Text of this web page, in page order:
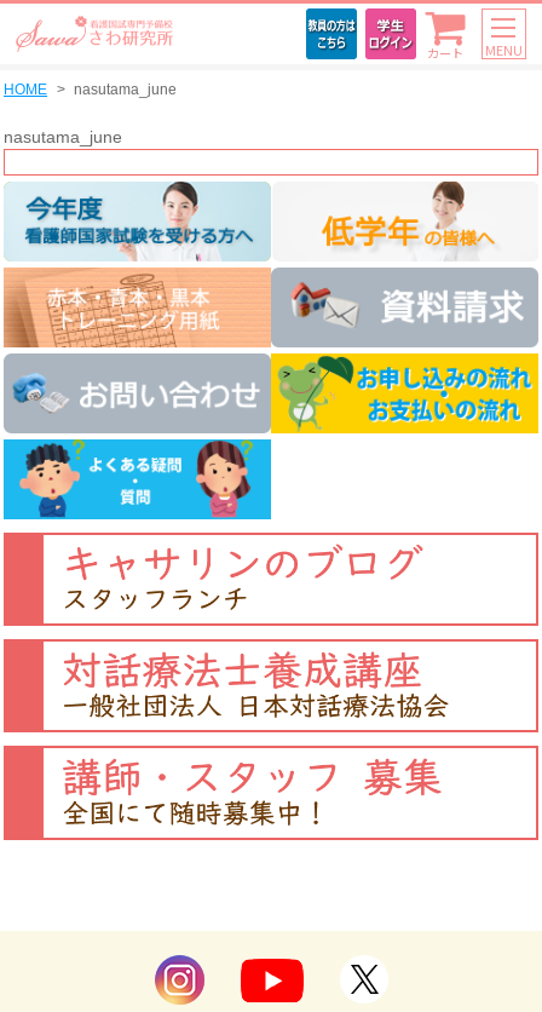
カート MENU
HOME nasutama_june
nasutama_june